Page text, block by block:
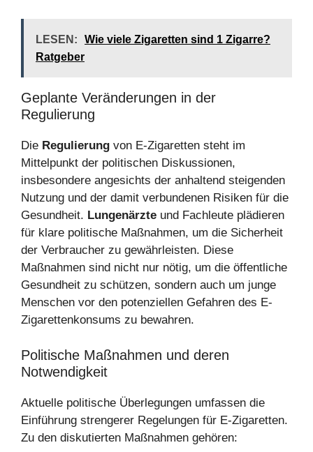
LESEN:
Wie viele Zigaretten sind 1 Zigarre?
Ratgeber
Geplante Veränderungen in der
Regulierung
Die Regulierung von E-Zigaretten steht im
Mittelpunkt der politischen Diskussionen,
insbesondere angesichts der anhaltend steigenden
Nutzung und der damit verbundenen Risiken für die
Gesundheit. Lungenärzte und Fachleute plädieren
für klare politische Maßnahmen, um die Sicherheit
der Verbraucher zu gewährleisten. Diese
Maßnahmen sind nicht nur nötig, um die öffentliche
Gesundheit zu schützen, sondern auch um junge
Menschen vor den potenziellen Gefahren des E-
Zigarettenkonsums zu bewahren.
Politische Maßnahmen und deren
Notwendigkeit
Aktuelle politische Überlegungen umfassen die
Einführung strengerer Regelungen für E-Zigaretten.
Zu den diskutierten Maßnahmen gehören: